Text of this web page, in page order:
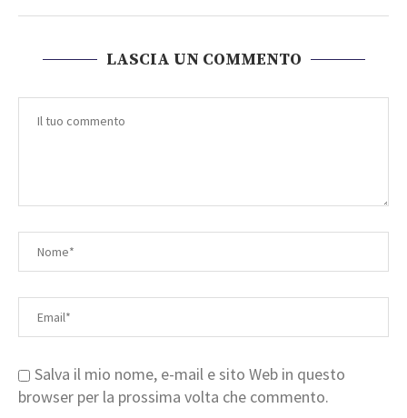
LASCIA UN COMMENTO
Salva il mio nome, e-mail e sito Web in questo
browser per la prossima volta che commento.